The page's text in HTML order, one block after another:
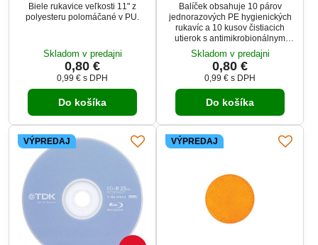
Biele rukavice veľkosti 11" z
polyesteru polomáčané v PU.
Skladom v predajni
0,80 €
0,99 € s DPH
Do košíka
Balíček obsahuje 10 párov
jednorazových PE hygienických
rukavíc a 10 kusov čistiacich
utierok s antimikrobionálnym
účinkom.
Skladom v predajni
0,80 €
0,99 € s DPH
Do košíka
VÝPREDAJ VÝPREDAJ